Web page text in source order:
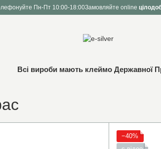
Пн-Пт 10:00-18:00Замовляйте online
Всі вироби мають клеймо Державної
−40%